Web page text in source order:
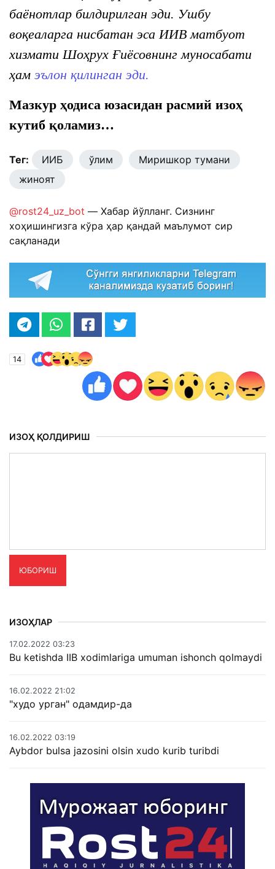
баёнотлар билдирилган эди. Ушбу
воқеаларга нисбатан эса ИИВ матбуот
хизмати Шоҳрух Ғиёсовнинг муносабати
ҳам эълон қилинган эди.
Мазкур ҳодиса юзасидан расмий изоҳ
кутиб қоламиз…
Тег: ИИБ ўлим
Миришкор тумани
жиноят
@rost24_uz_bot — Хабар йўлланг. Сизнинг
хоҳишингизга кўра ҳар қандай маълумот сир
сақланади
14
ИЗОҲ ҚОЛДИРИШ
ЮБОРИШ
ИЗОҲЛАР
17.02.2022 03:23
Bu ketishda IIB xodimlariga umuman ishonch qolmaydi
16.02.2022 21:02
"худо урган" одамдир-да
16.02.2022 03:19
Aybdor bulsa jazosini olsin xudo kurib turibdi